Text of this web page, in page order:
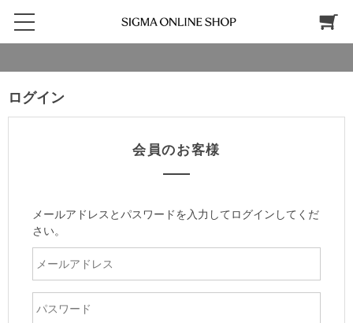
ログイン
会員のお客様
メールアドレスとパスワードを入力してログインしてくだ
さい。